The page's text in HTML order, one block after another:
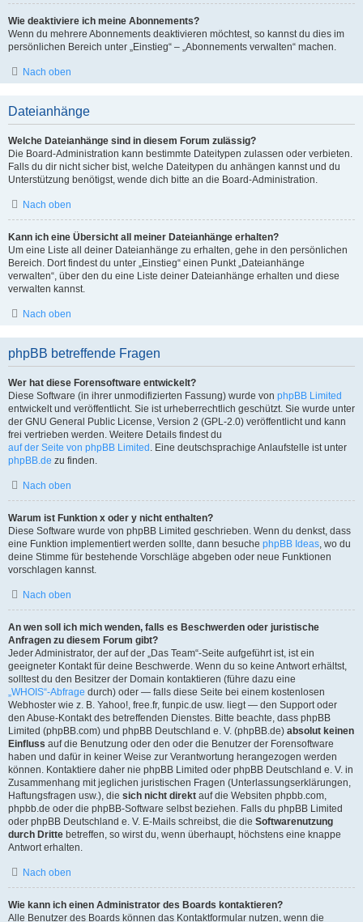
Wie deaktiviere ich meine Abonnements?
Wenn du mehrere Abonnements deaktivieren möchtest, so kannst du dies im
persönlichen Bereich unter „Einstieg“ – „Abonnements verwalten“ machen.
Nach oben
Dateianhänge
Welche Dateianhänge sind in diesem Forum zulässig?
Die Board-Administration kann bestimmte Dateitypen zulassen oder verbieten.
Falls du dir nicht sicher bist, welche Dateitypen du anhängen kannst und du
Unterstützung benötigst, wende dich bitte an die Board-Administration.
Nach oben
Kann ich eine Übersicht all meiner Dateianhänge erhalten?
Um eine Liste all deiner Dateianhänge zu erhalten, gehe in den persönlichen
Bereich. Dort findest du unter „Einstieg“ einen Punkt „Dateianhänge
verwalten“, über den du eine Liste deiner Dateianhänge erhalten und diese
verwalten kannst.
Nach oben
phpBB betreffende Fragen
Wer hat diese Forensoftware entwickelt?
Diese Software (in ihrer unmodifizierten Fassung) wurde von phpBB Limited
entwickelt und veröffentlicht. Sie ist urheberrechtlich geschützt. Sie wurde unter
der GNU General Public License, Version 2 (GPL-2.0) veröffentlicht und kann
frei vertrieben werden. Weitere Details findest du
auf der Seite von phpBB Limited . Eine deutschsprachige Anlaufstelle ist unter
phpBB.de zu finden.
Nach oben
Warum ist Funktion x oder y nicht enthalten?
Diese Software wurde von phpBB Limited geschrieben. Wenn du denkst, dass
eine Funktion implementiert werden sollte, dann besuche phpBB Ideas, wo du
deine Stimme für bestehende Vorschläge abgeben oder neue Funktionen
vorschlagen kannst.
Nach oben
An wen soll ich mich wenden, falls es Beschwerden oder juristische
Anfragen zu diesem Forum gibt?
Jeder Administrator, der auf der „Das Team“-Seite aufgeführt ist, ist ein
geeigneter Kontakt für deine Beschwerde. Wenn du so keine Antwort erhältst,
solltest du den Besitzer der Domain kontaktieren (führe dazu eine
„WHOIS“-Abfrage durch) oder — falls diese Seite bei einem kostenlosen
Webhoster wie z. B. Yahoo!, free.fr, funpic.de usw. liegt — den Support oder
den Abuse-Kontakt des betreffenden Dienstes. Bitte beachte, dass phpBB
Limited (phpBB.com) und phpBB Deutschland e. V. (phpBB.de) absolut keinen
Einfluss auf die Benutzung oder den oder die Benutzer der Forensoftware
haben und dafür in keiner Weise zur Verantwortung herangezogen werden
können. Kontaktiere daher nie phpBB Limited oder phpBB Deutschland e. V. in
Zusammenhang mit jeglichen juristischen Fragen (Unterlassungserklärungen,
Haftungsfragen usw.), die sich nicht direkt auf die Websiten phpbb.com,
phpbb.de oder die phpBB-Software selbst beziehen. Falls du phpBB Limited
oder phpBB Deutschland e. V. E-Mails schreibst, die die Softwarenutzung
durch Dritte betreffen, so wirst du, wenn überhaupt, höchstens eine knappe
Antwort erhalten.
Nach oben
Wie kann ich einen Administrator des Boards kontaktieren?
Alle Benutzer des Boards können das Kontaktformular nutzen, wenn die